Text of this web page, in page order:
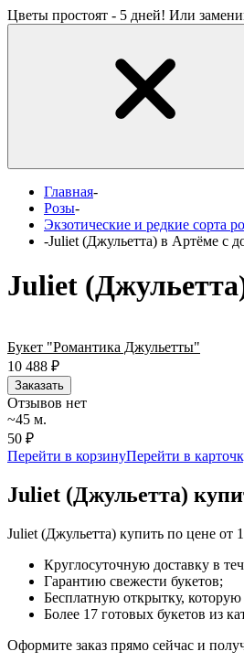
Цветы простоят - 5 дней! Или
Главная-
Розы-
Экзотические и редкие сорта
-Juliet (Джульетта) в Артёме с
Juliet
Букет "Романтика Джульетты"
10 488 ₽
Заказать
Отзывов нет
~45 м.
50 ₽
Перейти в корзинуПерейти в
Juliet (Джульетта)
Juliet (Джульетта) купить по цене от
Круглосуточную доставку в
Гарантию свежести букетов;
Бесплатную открытку,
Более 17 готовых букетов из
Оформите заказ прямо сейчас и